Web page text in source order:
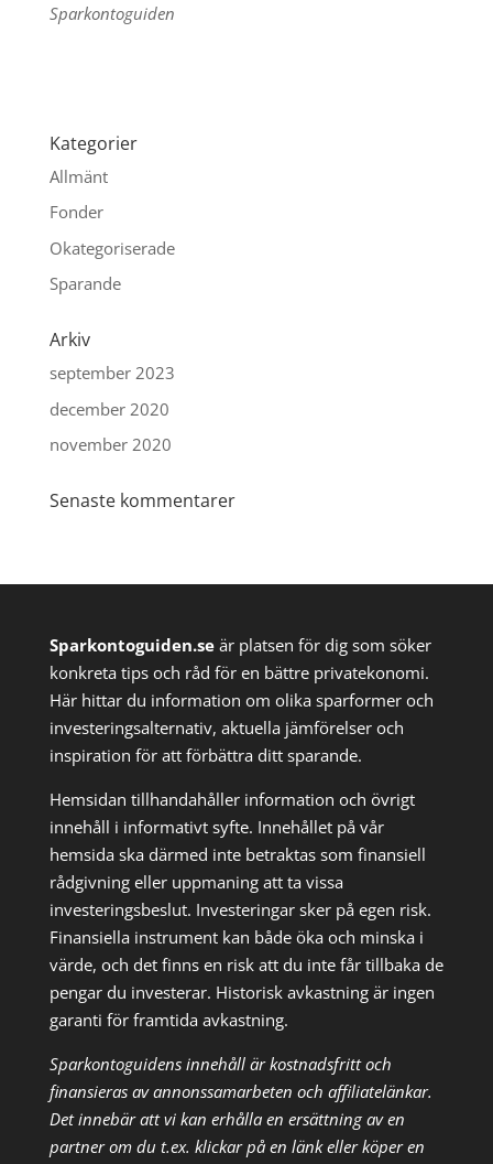
Sparkontoguiden
Kategorier
Allmänt
Fonder
Okategoriserade
Sparande
Arkiv
september 2023
december 2020
november 2020
Senaste kommentarer
Sparkontoguiden.seär platsen för dig som söker
konkreta tips och råd för en bättre privatekonomi.
Här hittar du information om olika sparformer och
investeringsalternativ, aktuella jämförelser och
inspiration för att förbättra ditt sparande.
Hemsidan tillhandahåller information och övrigt
innehåll i informativt syfte. Innehållet på vår
hemsida ska därmed inte betraktas som finansiell
rådgivning eller uppmaning att ta vissa
investeringsbeslut. Investeringar sker på egen risk.
Finansiella instrument kan både öka och minska i
värde, och det finns en risk att du inte får tillbaka de
pengar du investerar. Historisk avkastning är ingen
garanti för framtida avkastning.
Sparkontoguidens innehåll är kostnadsfritt och
finansieras av annonssamarbeten och affiliatelänkar.
Det innebär att vi kan erhålla en ersättning av en
partner om du t.ex. klickar på en länk eller köper en